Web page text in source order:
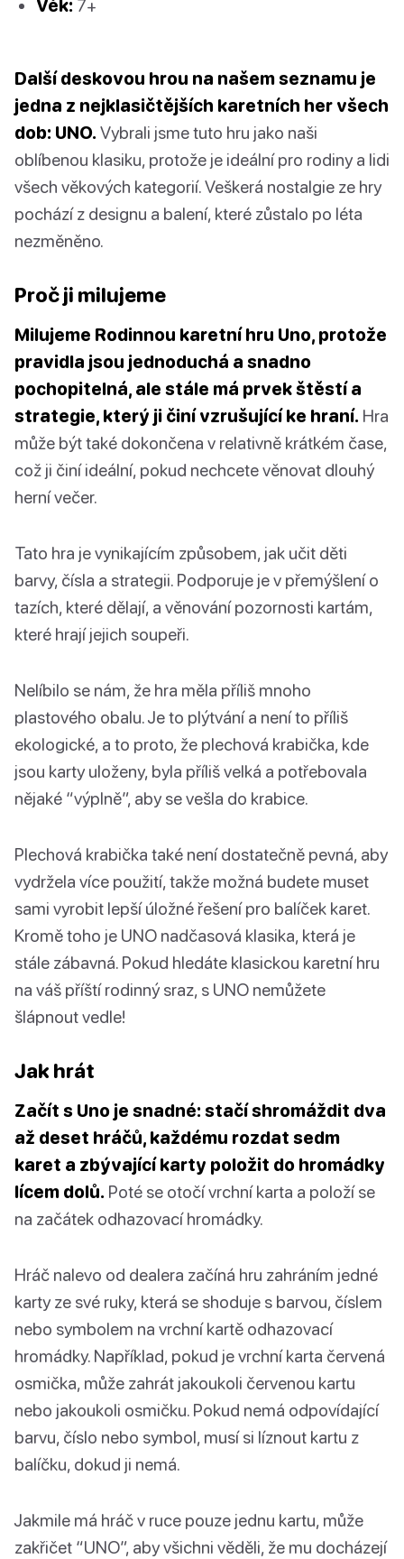
Věk: 7+
Další deskovou hrou na našem seznamu je
jedna z nejklasičtějších karetních her všech
dob: UNO. Vybrali jsme tuto hru jako naši
oblíbenou klasiku, protože je ideální pro rodiny a lidi
všech věkových kategorií. Veškerá nostalgie ze hry
pochází z designu a balení, které zůstalo po léta
nezměněno.
Proč ji milujeme
Milujeme Rodinnou karetní hru Uno, protože
pravidla jsou jednoduchá a snadno
pochopitelná, ale stále má prvek štěstí a
strategie, který ji činí vzrušující ke hraní. Hra
může být také dokončena v relativně krátkém čase,
což ji činí ideální, pokud nechcete věnovat dlouhý
herní večer.
Tato hra je vynikajícím způsobem, jak učit děti
barvy, čísla a strategii. Podporuje je v přemýšlení o
tazích, které dělají, a věnování pozornosti kartám,
které hrají jejich soupeři.
Nelíbilo se nám, že hra měla příliš mnoho
plastového obalu. Je to plýtvání a není to příliš
ekologické, a to proto, že plechová krabička, kde
jsou karty uloženy, byla příliš velká a potřebovala
nějaké “výplně”, aby se vešla do krabice.
Plechová krabička také není dostatečně pevná, aby
vydržela více použití, takže možná budete muset
sami vyrobit lepší úložné řešení pro balíček karet.
Kromě toho je UNO nadčasová klasika, která je
stále zábavná. Pokud hledáte klasickou karetní hru
na váš příští rodinný sraz, s UNO nemůžete
šlápnout vedle!
Jak hrát
Začít s Uno je snadné: stačí shromáždit dva
až deset hráčů, každému rozdat sedm
karet a zbývající karty položit do hromádky
lícem dolů. Poté se otočí vrchní karta a položí se
na začátek odhazovací hromádky.
Hráč nalevo od dealera začíná hru zahráním jedné
karty ze své ruky, která se shoduje s barvou, číslem
nebo symbolem na vrchní kartě odhazovací
hromádky. Například, pokud je vrchní karta červená
osmička, může zahrát jakoukoli červenou kartu
nebo jakoukoli osmičku. Pokud nemá odpovídající
barvu, číslo nebo symbol, musí si líznout kartu z
balíčku, dokud ji nemá.
Jakmile má hráč v ruce pouze jednu kartu, může
zakřičet “UNO”, aby všichni věděli, že mu docházejí